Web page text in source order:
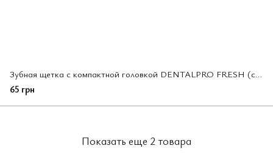
Зубная щетка с компактной головкой DENTALPRO FRESH (средней жесткости) C12, блистер 1 шт. (030166)
65 грн
Показать еще 2 товара